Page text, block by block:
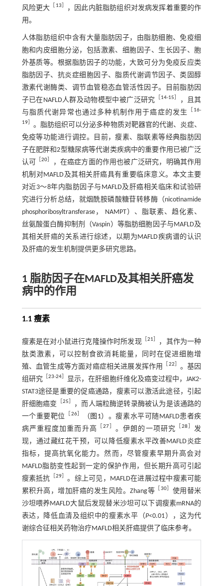
风险更大 ［ 13］
，因此内脏脂肪组织对发病发挥着重要的作
用。
人体脂肪组织中含有大量脂肪因子，由脂肪细胞、免疫细
胞和内皮细胞分泌，包括激素、细胞因子、生长因子、胞
外基质等。根据脂肪因子的功能，大致可分为免疫反应类
脂肪因子、抗炎症细胞因子、脂质代谢调节因子、类固醇
激素代谢酶类、调节血管稳态血管活性因子。目前脂肪因
子已在NAFLD人群及动物模型中被广泛研究 ［14-15］
，且其
与脂质代谢异常也通过多种机制作用于癌症的发生
［ 16-
19］ 。脂肪组织可以分泌多种物质对靶器官的代谢、炎症、
免疫等功能进行调控。目前，瘦素、脂联素等经典脂肪因
子在肥胖和2型糖尿病等代谢类疾病中的重要作用已被广泛
认可 ［20］
，在癌症方面的作用也被广泛研究，明确其作用
机制对MAFLD及其相关肝癌具有重要临床意义。本文主要
对近3～8年内脂肪因子与MAFLD及肝癌相关临床和试验研
究进行分析总结，就烟酰胺磷酸糖苷转移酶（nicotinamide
phosphoribosyltransferase， NAMPT）、脂联素、趋化素、
丝氨酸蛋白酶抑制剂（Vaspin）等脂肪细胞因子与MAFLD及
其相关肝癌的关系进行综述，以期为MAFLD疾病谱的认识
及肝癌的发生机制提供更多研究思路。
1 脂肪因子在MAFLD及其相关肝癌发
病中的作用
1.1 瘦素
瘦素是在对小鼠进行克隆操作时所发现 ［21］
，其作为一种
肽类激素，可以控制食欲消耗能量，同时在促进细胞增
殖、血管生成等方面对癌症相关进展发挥作用
［22］ 。基因
组研究 ［23-24］
显示，在肝细胞纤维化及癌变过程中，JAK2-
STAT3途径是重要的促癌通路，瘦素可以激活此途径，引起
肝细胞癌变
［25］
，而人端粒酶逆转录酶被认为是该通路的
一个重要靶位
［26］ （ 图1）。瘦素水平可随MAFLD患者疾
病严重程度加重而升高
［27］ 。伊朗的一项研究 ［28］ 发
现，通过藏红花干预，可以降低瘦素水平改善MAFLD炎症
指标，提高抗氧化能力。然而，尽管瘦素早期升高会对
MAFLD脂肪变性起到一定的保护作用，但长期升高可引起
瘦素抵抗 ［29］ 。综上可见，MAFLD在进展过程中瘦素可能
累积升高，增加肝癌的发生风险。Zhang等 ［30］ 使用替米
沙坦喂养MAFLD大鼠后发现替米沙坦可以下调瘦素mRNA的
表达，降低血清及组织中的瘦素水平（P<0.01），这为代
谢综合征相关药物治疗MAFLD相关肝癌提供了临床参考。